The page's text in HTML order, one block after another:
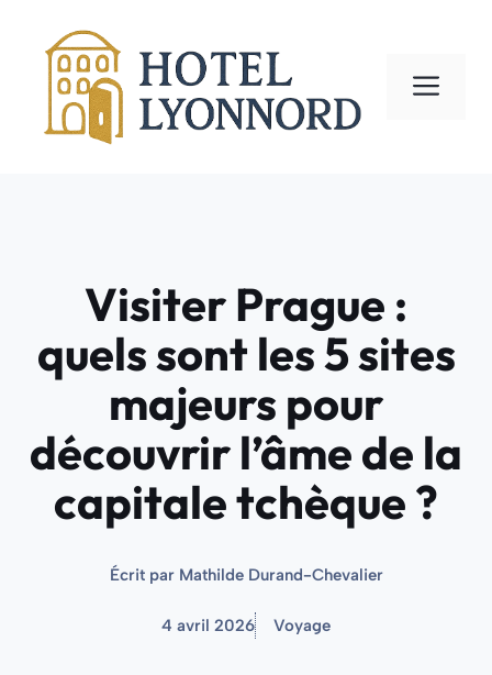
contenu
Visiter Prague :
quels sont les 5 sites
majeurs pour
découvrir l’âme de la
capitale tchèque ?
Écrit par Mathilde Durand-Chevalier
4 avril 2026 Voyage